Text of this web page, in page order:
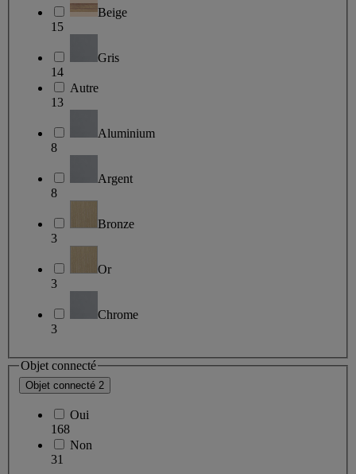
Beige
15
Gris
14
Autre
13
Aluminium
8
Argent
8
Bronze
3
Or
3
Chrome
3
Objet connecté
Objet connecté 2
Oui
168
Non
31